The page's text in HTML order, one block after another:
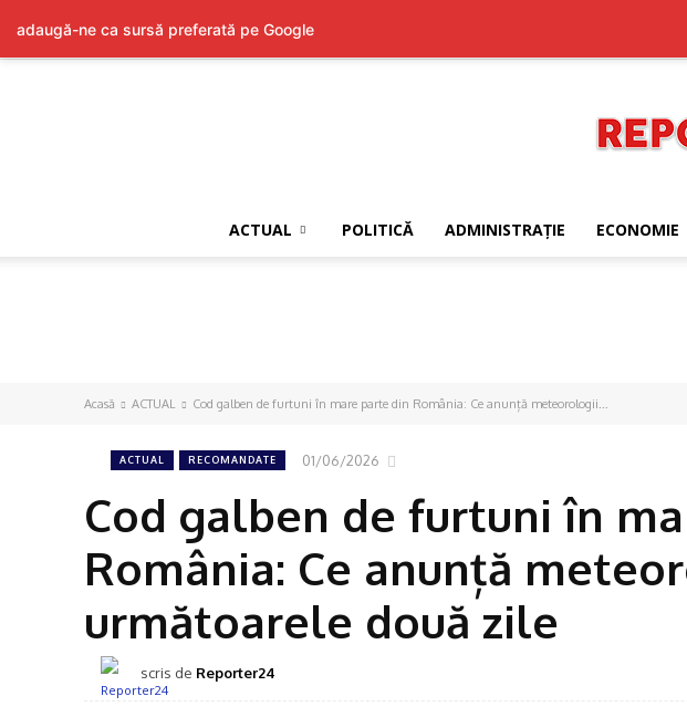
ACTUAL POLITICĂ ADMINISTRAŢIE ECONOMIE
Acasă ACTUAL Cod galben de furtuni în mare parte din România: Ce anunță meteorologii...
ACTUAL RECOMANDATE 01/06/2026
Cod galben de furtuni în
România: Ce anunță
următoarele două zile
scris de Reporter24
adaugă-ne ca sursă preferată pe Google